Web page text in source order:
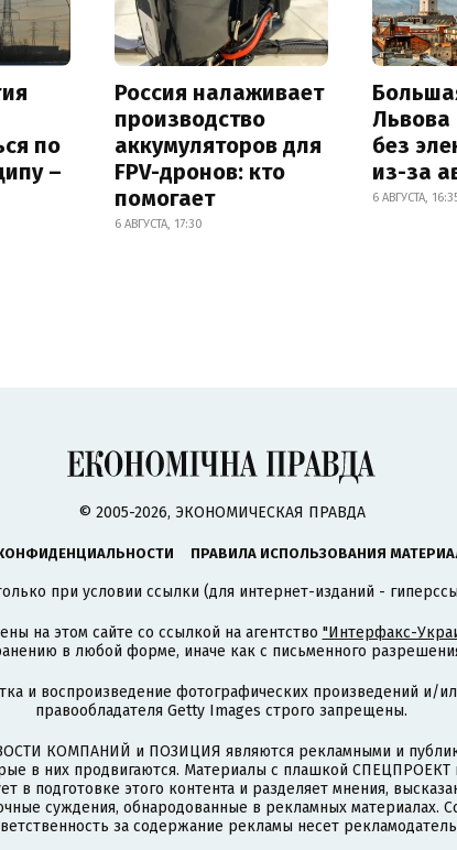
по
–
Россия налаживает
производство
аккумуляторов для
FPV-дронов: кто
помогает
6 АВГУСТА, 17:30
Львова
без
из-за
6 АВГУСТА,
© 2005-2026, ЭКОНОМИЧЕСКАЯ ПРАВДА
ПРАВИЛА ИСПОЛЬЗОВАНИЯ
при условии ссылки (для интернет-изданий -
на этом сайте со ссылкой на агентство "Интерфакс-
в любой форме, иначе как с письменного
и воспроизведение фотографических произведений и/
правообладателя Getty Images строго запрещены.
КОМПАНИЙ и ПОЗИЦИЯ являются рекламными и
в них продвигаются. Материалы с плашкой
в подготовке этого контента и разделяет мнения,
суждения, обнародованные в рекламных материалах.
за содержание рекламы несет